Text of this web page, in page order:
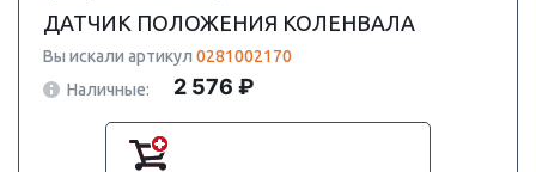
ДАТЧИК ПОЛОЖЕНИЯ КОЛЕНВАЛА
Вы искали артикул 0281002170
Наличные:
2 576 ₽